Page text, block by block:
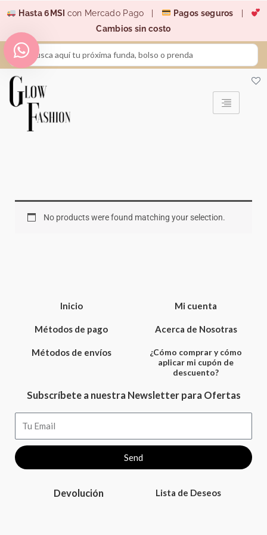
contenido
Hasta 6MSI con Mercado Pago | Pagos seguros
Cambios sin costo
Search
...
No products were found matching your selection.
Inicio
Métodos de pago
Métodos de envíos
Mi cuenta
Acerca de Nosotras
¿Cómo comprar y cómo
aplicar mi cupón de
descuento?
Subscríbete a nuestra Newsletter para Ofertas
Send
Devolución Lista de Deseos